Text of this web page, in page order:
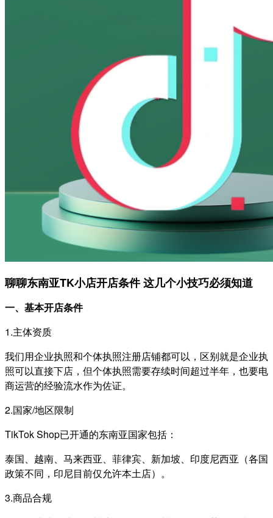
聊聊东南亚TK小店开店条件 这几个小技巧必须知道
一、基本开店条件
1.主体资质
我们用企业执照和个体执照注册店铺都可以，区别就是企业执
照可以直接下店，但个体执照需要存续时间超过半年，也要电
商运营的经验流水作为佐证。
2.国家/地区限制
TikTok Shop已开通的东南亚国家包括：
泰国、越南、马来西亚、菲律宾、新加坡、印度尼西亚（各国
政策不同，印尼目前仅允许本土店）。
3.商品合规